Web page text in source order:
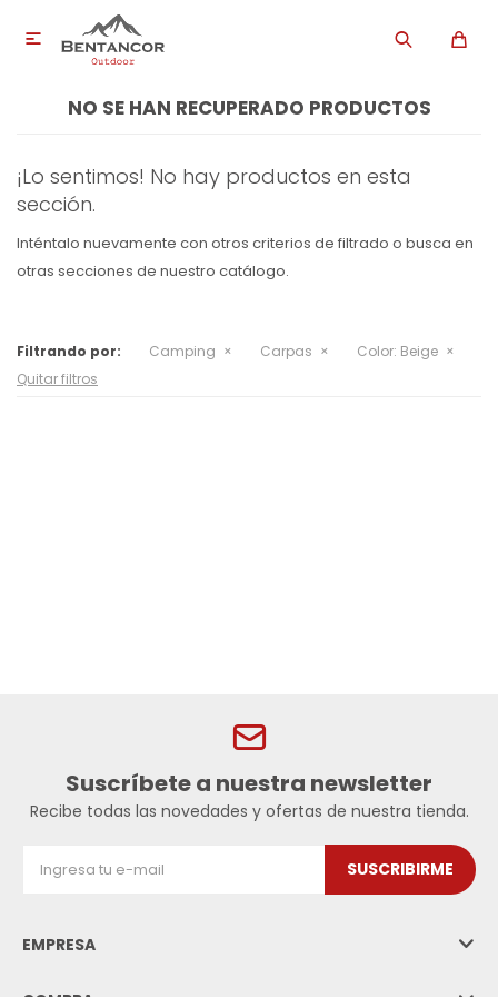

NO SE HAN RECUPERADO PRODUCTOS
¡Lo sentimos! No hay productos en esta
sección.
Inténtalo nuevamente con otros criterios de filtrado o busca en
otras secciones de nuestro catálogo.
Filtrando por: Camping Carpas Color: Beige
Quitar filtros
Suscríbete a nuestra newsletter
Recibe todas las novedades y ofertas de nuestra tienda.
SUSCRIBIRME
EMPRESA